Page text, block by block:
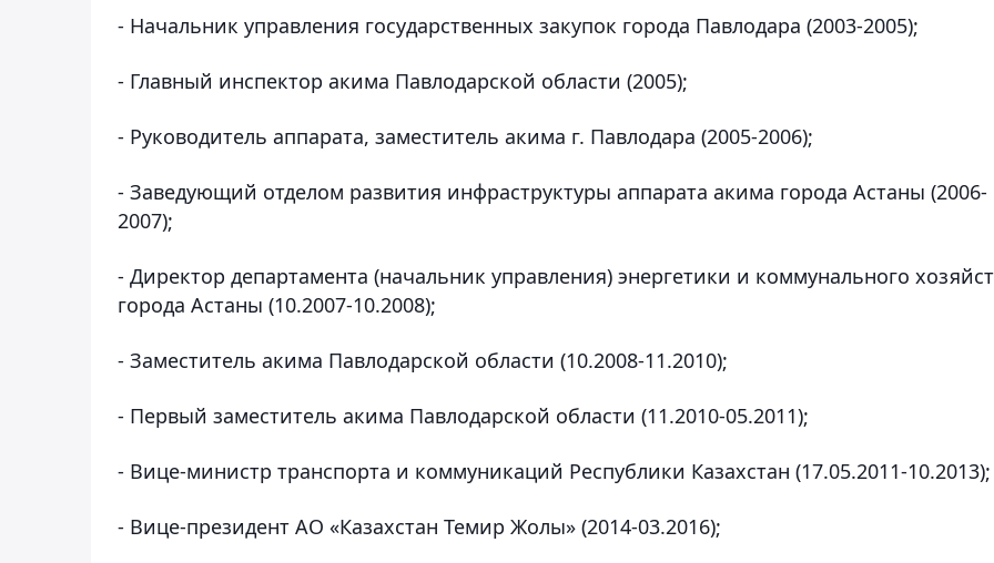
- Начальник управления государственных закупок города Павлодара (2003-2005);
- Главный инспектор акима Павлодарской области (2005);
- Руководитель аппарата, заместитель акима г. Павлодара (2005-2006);
- Заведующий отделом развития инфраструктуры аппарата акима города Астаны (2006-
2007);
- Директор департамента (начальник управления) энергетики и коммунального
города Астаны (10.2007-10.2008);
- Заместитель акима Павлодарской области (10.2008-11.2010);
- Первый заместитель акима Павлодарской области (11.2010-05.2011);
- Вице-министр транспорта и коммуникаций Республики Казахстан (17.05.2011-10.2013);
- Вице-президент АО «Казахстан Темир Жолы» (2014-03.2016);